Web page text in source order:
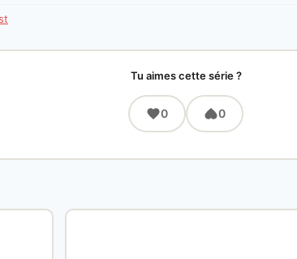
Tu aimes cette série ?
0 0